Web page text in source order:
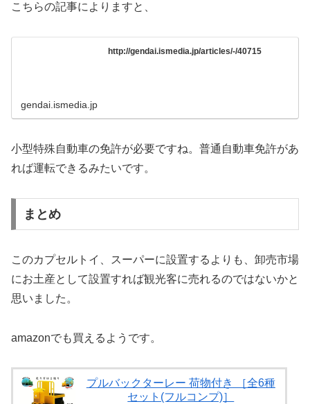
こちらの記事によりますと、
http://gendai.ismedia.jp/articles/-/40715
gendai.ismedia.jp
小型特殊自動車の免許が必要ですね。普通自動車免許があ
れば運転できるみたいです。
まとめ
このカプセルトイ、スーパーに設置するよりも、卸売市場
にお土産として設置すれば観光客に売れるのではないかと
思いました。
amazonでも買えるようです。
プルバックターレー 荷物付き ［全6種
セット(フルコンプ)］